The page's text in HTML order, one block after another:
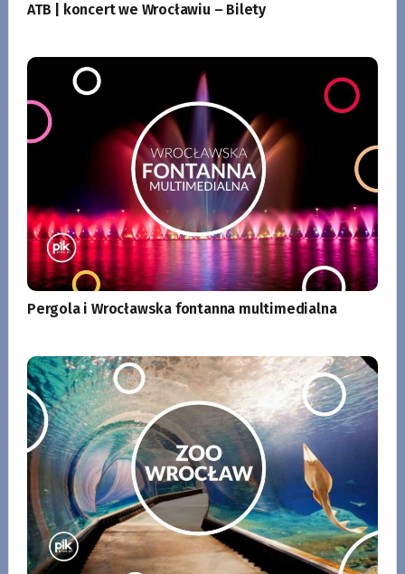
ATB | koncert we Wrocławiu – Bilety
Pergola i Wrocławska fontanna multimedialna